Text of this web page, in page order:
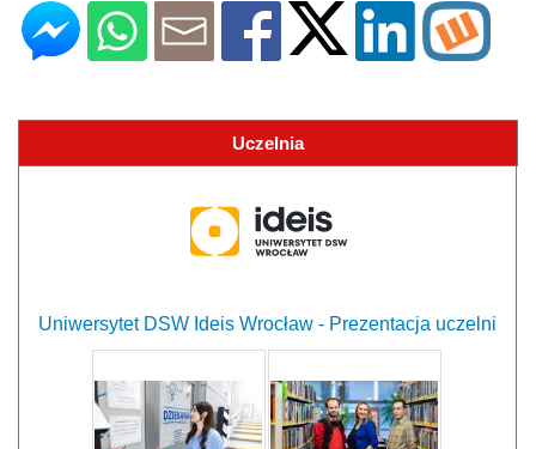
Uczelnia
Uniwersytet DSW Ideis Wrocław - Prezentacja uczelni